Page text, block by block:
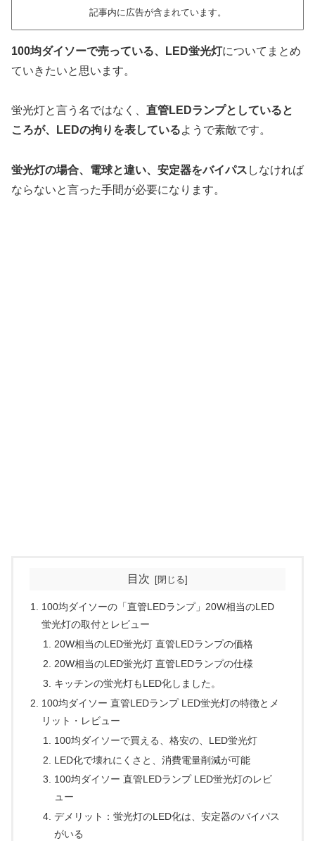
記事内に広告が含まれています。
100均ダイソーで売っている、LED蛍光灯についてまとめ
ていきたいと思います。
蛍光灯と言う名ではなく、 直管LEDランプとしていると
ころが、LEDの拘りを表しているようで素敵です。
蛍光灯の場合、電球と違い、安定器をバイパス しなければ
ならないと言った手間が必要になります。
目次
100均ダイソーの「直管LEDランプ」20W相当のLED
蛍光灯の取付とレビュー
20W相当のLED蛍光灯 直管LEDランプの価格
20W相当のLED蛍光灯 直管LEDランプの仕様
キッチンの蛍光灯もLED化しました。
100均ダイソー 直管LEDランプ LED蛍光灯の特徴とメ
リット・レビュー
100均ダイソーで買える、格安の、LED蛍光灯
LED化で壊れにくさと、消費電量削減が可能
100均ダイソー 直管LEDランプ LED蛍光灯のレビ
ュー
デメリット：蛍光灯のLED化は、安定器のバイパス
がいる